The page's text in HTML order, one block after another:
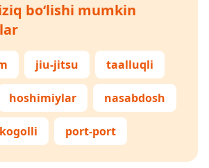
bo‘lishi mumkin
jiu-jitsu taalluqli
hoshimiylar nasabdosh
port-port